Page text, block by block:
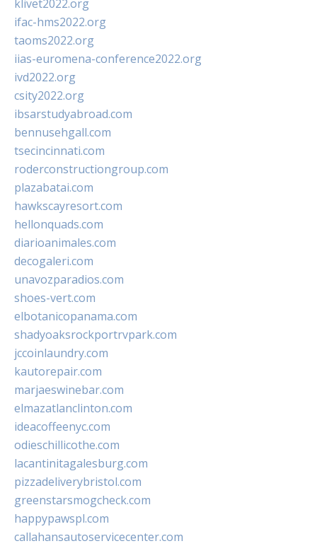
klivet2022.org
ifac-hms2022.org
taoms2022.org
iias-euromena-conference2022.org
ivd2022.org
csity2022.org
ibsarstudyabroad.com
bennusehgall.com
tsecincinnati.com
roderconstructiongroup.com
plazabatai.com
hawkscayresort.com
hellonquads.com
diarioanimales.com
decogaleri.com
unavozparadios.com
shoes-vert.com
elbotanicopanama.com
shadyoaksrockportrvpark.com
jccoinlaundry.com
kautorepair.com
marjaeswinebar.com
elmazatlanclinton.com
ideacoffeenyc.com
odieschillicothe.com
lacantinitagalesburg.com
pizzadeliverybristol.com
greenstarsmogcheck.com
happypawspl.com
callahansautoservicecenter.com